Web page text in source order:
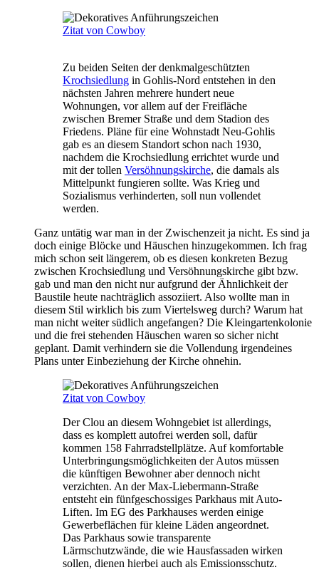
Zitat von Cowboy
Zu beiden Seiten der denkmalgeschützten
Krochsiedlung in Gohlis-Nord entstehen in den
nächsten Jahren mehrere hundert neue
Wohnungen, vor allem auf der Freifläche
zwischen Bremer Straße und dem Stadion des
Friedens. Pläne für eine Wohnstadt Neu-Gohlis
gab es an diesem Standort schon nach 1930,
nachdem die Krochsiedlung errichtet wurde und
mit der tollen Versöhnungskirche, die damals als
Mittelpunkt fungieren sollte. Was Krieg und
Sozialismus verhinderten, soll nun vollendet
werden.
Ganz untätig war man in der Zwischenzeit ja nicht. Es sind ja
doch einige Blöcke und Häuschen hinzugekommen. Ich frag
mich schon seit längerem, ob es diesen konkreten Bezug
zwischen Krochsiedlung und Versöhnungskirche gibt bzw.
gab und man den nicht nur aufgrund der Ähnlichkeit der
Baustile heute nachträglich assoziiert. Also wollte man in
diesem Stil wirklich bis zum Viertelsweg durch? Warum hat
man nicht weiter südlich angefangen? Die Kleingartenkolonie
und die frei stehenden Häuschen waren so sicher nicht
geplant. Damit verhindern sie die Vollendung irgendeines
Plans unter Einbeziehung der Kirche ohnehin.
Zitat von Cowboy
Der Clou an diesem Wohngebiet ist allerdings,
dass es komplett autofrei werden soll, dafür
kommen 158 Fahrradstellplätze. Auf komfortable
Unterbringungsmöglichkeiten der Autos müssen
die künftigen Bewohner aber dennoch nicht
verzichten. An der Max-Liebermann-Straße
entsteht ein fünfgeschossiges Parkhaus mit Auto-
Liften. Im EG des Parkhauses werden einige
Gewerbeflächen für kleine Läden angeordnet.
Das Parkhaus sowie transparente
Lärmschutzwände, die wie Hausfassaden wirken
sollen, dienen hierbei auch als Emissionsschutz.